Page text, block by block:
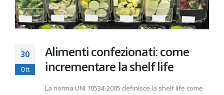
30
Ott
Alimenti confezionati: come
incrementare la shelf life
La norma UNI 10534-2005 definisce la shelf life come